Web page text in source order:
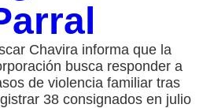
Chavira informa que la
busca responder a
de violencia familiar tras
38 consignados en julio